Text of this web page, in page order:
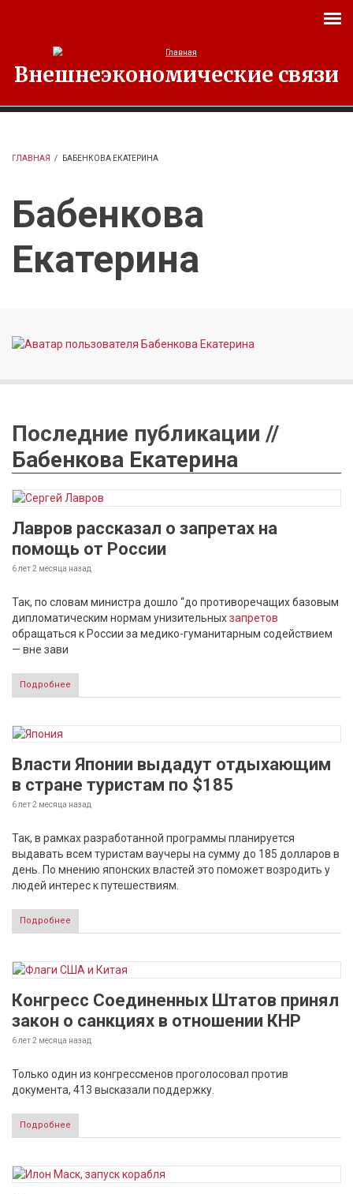
Внешнеэкономические связи
ГЛАВНАЯ / БАБЕНКОВА ЕКАТЕРИНА
Бабенкова
Екатерина
Последние публикации //
Бабенкова Екатерина
Лавров рассказал о запретах на
помощь от России
6 лет 2 месяца назад
Так, по словам министра дошло “до противоречащих базовым
дипломатическим нормам унизительныхзапретов
обращаться к России за медико-гуманитарным содействием
— вне зави
Подробнее
Власти Японии выдадут отдыхающим
в стране туристам по $185
6 лет 2 месяца назад
Так, в рамках разработанной программы планируется
выдавать всем туристам ваучеры на сумму до 185 долларов в
день. По мнению японских властей это поможет возродить у
людей интерес к путешествиям.
Подробнее
Конгресс Соединенных Штатов принял
закон о санкциях в отношении КНР
6 лет 2 месяца назад
Только один из конгрессменов проголосовал против
документа, 413 высказали поддержку.
Подробнее